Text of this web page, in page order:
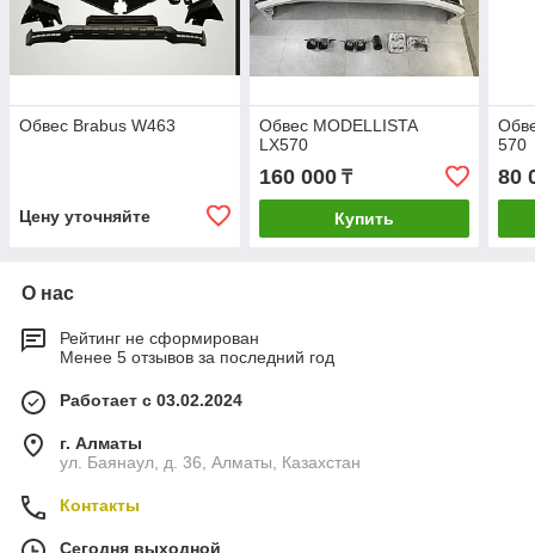
Обвес Brabus W463
Цену уточняйте
Обвес MODELLISTA
LX570
160 000₸
Купить
570
80
О нас
Рейтинг не сформирован
Менее 5 отзывов за последний год
Работает с 03.02.2024
г. Алматы
ул. Баянаул, д. 36, Алматы, Казахстан
Контакты
Сегодня выходной